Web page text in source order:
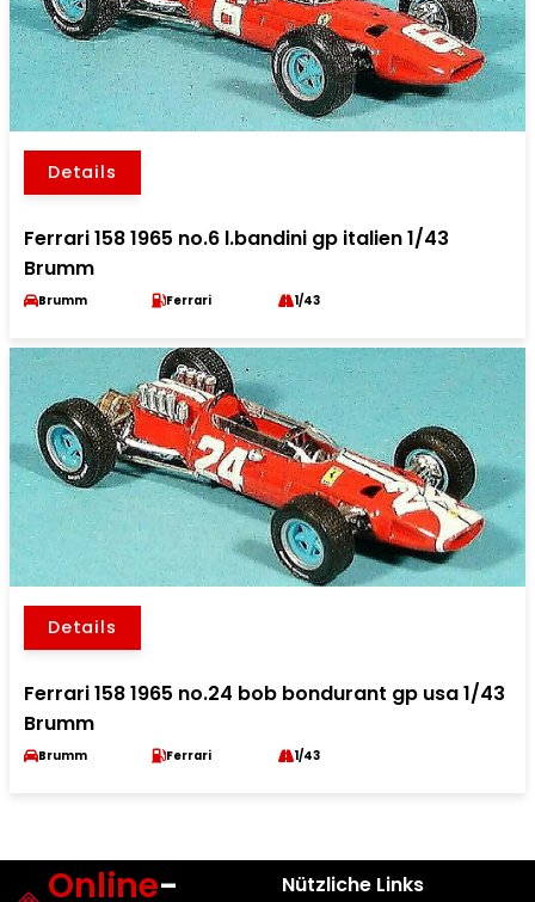
Details
Ferrari 158 1965 no.6 l.bandini gp italien 1/43
Brumm
Brumm Ferrari 1/43
Details
Ferrari 158 1965 no.24 bob bondurant gp usa 1/43
Brumm
Brumm Ferrari 1/43
Online- Nützliche Links